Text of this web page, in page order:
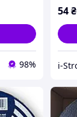
98%
54₴
i-